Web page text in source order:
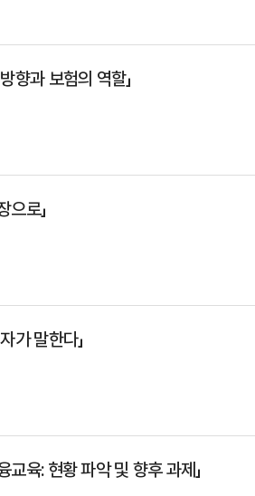
기업 보험시장 현황과 이슈
설문조사를중심으로-
핸재보험 전무
향과 보험의 역할」
보험경영연구소 연구위원
보험연구원 연구위원
로」
가 말한다」
교육: 현황 파악 및 향후 과제」